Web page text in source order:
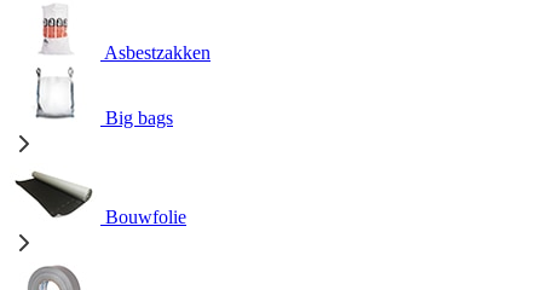
Asbestzakken
Big bags
Bouwfolie